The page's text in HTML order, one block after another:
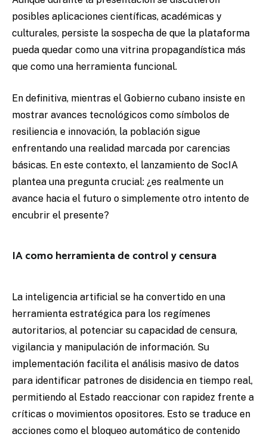
posibles aplicaciones científicas, académicas y
culturales, persiste la sospecha de que la plataforma
pueda quedar como una vitrina propagandística más
que como una herramienta funcional.
En definitiva, mientras el Gobierno cubano insiste en
mostrar avances tecnológicos como símbolos de
resiliencia e innovación, la población sigue
enfrentando una realidad marcada por carencias
básicas. En este contexto, el lanzamiento de SocIA
plantea una pregunta crucial: ¿es realmente un
avance hacia el futuro o simplemente otro intento de
encubrir el presente?
IA como herramienta de control y censura
La inteligencia artificial se ha convertido en una
herramienta estratégica para los regímenes
autoritarios, al potenciar su capacidad de censura,
vigilancia y manipulación de información. Su
implementación facilita el análisis masivo de datos
para identificar patrones de disidencia en tiempo real,
permitiendo al Estado reaccionar con rapidez frente a
críticas o movimientos opositores. Esto se traduce en
acciones como el bloqueo automático de contenido